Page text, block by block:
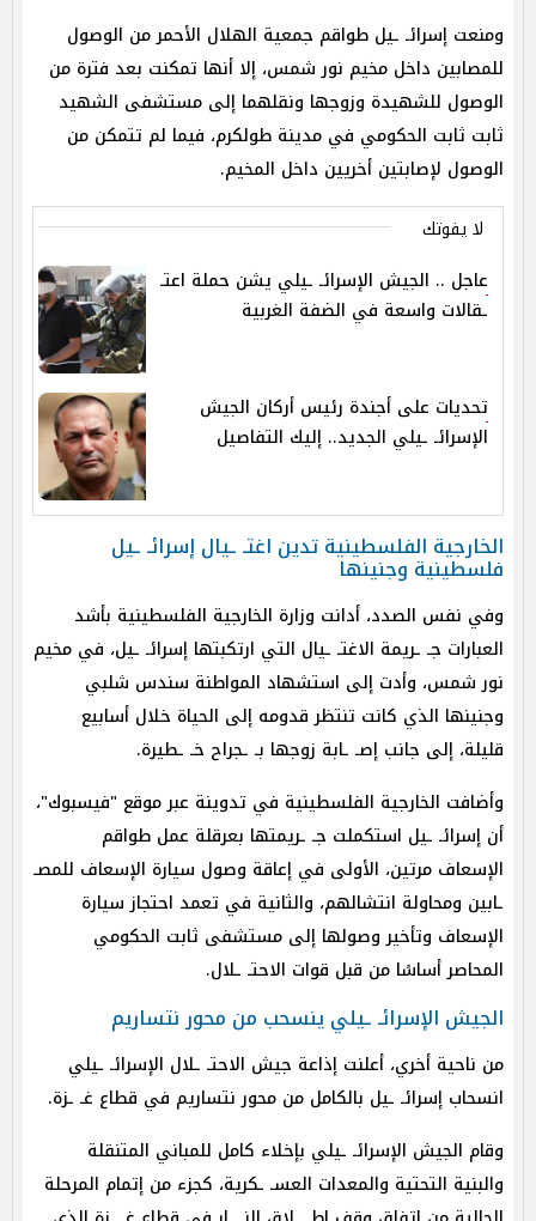
ومنعت إسرائـ ـيل طواقم جمعية الهلال الأحمر من الوصول
للمصابين داخل مخيم نور شمس، إلا أنها تمكنت بعد فترة من
الوصول للشهيدة وزوجها ونقلهما إلى مستشفى الشهيد
ثابت ثابت الحكومي في مدينة طولكرم، فيما لم تتمكن من
الوصول لإصابتين أخريين داخل المخيم.
لا يفوتك
عاجل .. الجيش الإسرائـ ـيلي يشن حملة اعتـ
ـقالات واسعة في الضفة الغربية
تحديات على أجندة رئيس أركان الجيش
الإسرائـ ـيلي الجديد.. إليك التفاصيل
الخارجية الفلسطينية تدين اغتـ ـيال إسرائـ ـيل
فلسطينية وجنينها
وفي نفس الصدد، أدانت وزارة الخارجية الفلسطينية بأشد
العبارات جـ ـريمة الاغتـ ـيال التي ارتكبتها إسرائـ ـيل، في مخيم
نور شمس، وأدت إلى استشهاد المواطنة سندس شلبي
وجنينها الذي كانت تنتظر قدومه إلى الحياة خلال أسابيع
قليلة، إلى جانب إصـ ـابة زوجها بـ ـجراح خـ ـطيرة.
وأضافت الخارجية الفلسطينية في تدوينة عبر موقع "فيسبوك"،
أن إسرائـ ـيل استكملت جـ ـريمتها بعرقلة عمل طواقم
الإسعاف مرتين، الأولى في إعاقة وصول سيارة الإسعاف للمصـ
ـابين ومحاولة انتشالهم، والثانية في تعمد احتجاز سيارة
الإسعاف وتأخير وصولها إلى مستشفى ثابت الحكومي
المحاصر أساسًا من قبل قوات الاحتـ ـلال.
الجيش الإسرائـ ـيلي ينسحب من محور نتساريم
من ناحية أخري، أعلنت إذاعة جيش الاحتـ ـلال الإسرائـ ـيلي
انسحاب إسرائـ ـيل بالكامل من محور نتساريم في قطاع غـ ـزة.
وقام الجيش الإسرائـ ـيلي بإخلاء كامل للمباني المتنقلة
والبنية التحتية والمعدات العسـ ـكرية، كجزء من إتمام المرحلة